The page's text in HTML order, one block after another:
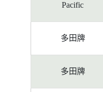
Pacific
多田牌
多田牌